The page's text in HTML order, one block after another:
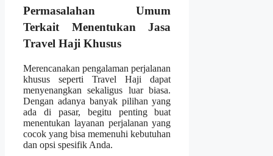
Permasalahan Umum
Terkait Menentukan Jasa
Travel Haji Khusus
Merencanakan pengalaman perjalanan
khusus seperti Travel Haji dapat
menyenangkan sekaligus luar biasa.
Dengan adanya banyak pilihan yang
ada di pasar, begitu penting buat
menentukan layanan perjalanan yang
cocok yang bisa memenuhi kebutuhan
dan opsi spesifik Anda.